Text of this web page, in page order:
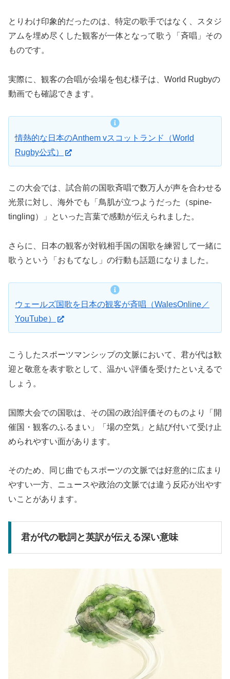
とりわけ印象的だったのは、特定の歌手ではなく、スタジ
アムを埋め尽くした観客が一体となって歌う「斉唱」その
ものです。
実際に、観客の合唱が会場を包む様子は、World Rugbyの
動画でも確認できます。
情熱的な日本のAnthem vスコットランド（World
Rugby公式）
この大会では、試合前の国歌斉唱で数万人が声を合わせる
光景に対し、海外でも「鳥肌が立つようだった（spine-
tingling）」といった言葉で感動が伝えられました。
さらに、日本の観客が対戦相手国の国歌を練習して一緒に
歌うという「おもてなし」の行動も話題になりました。
ウェールズ国歌を日本の観客が斉唱（WalesOnline／
YouTube）
こうしたスポーツマンシップの文脈において、君が代は歓
迎と敬意を表す歌として、温かい評価を受けたといえるで
しょう。
国際大会での国歌は、その国の政治評価そのものより「開
催国・観客のふるまい」「場の空気」と結び付いて受け止
められやすい面があります。
そのため、同じ曲でもスポーツの文脈では好意的に広まり
やすい一方、ニュースや政治の文脈では違う反応が出やす
いことがあります。
君が代の歌詞と英訳が伝える深い意味